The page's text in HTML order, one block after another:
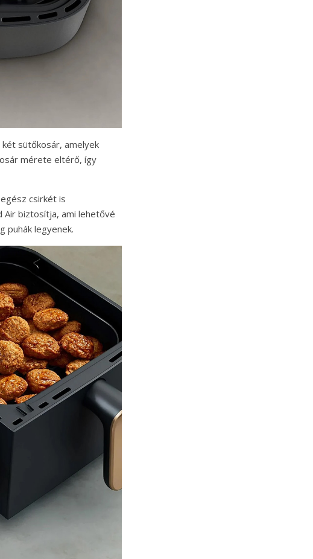
sütőkosár, amelyek
mérete eltérő, így
csirkét is
Air biztosítja, ami lehetővé
puhák legyenek.